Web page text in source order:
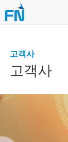
고객사
고객사